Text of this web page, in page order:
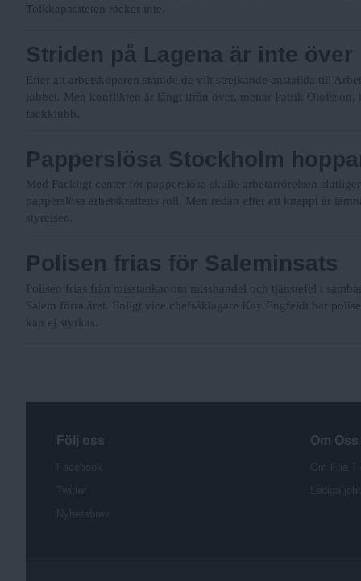
Tolkkapaciteten räcker inte.
Striden på Lagena är inte över
Efter att arbetsköparen stämde de vilt strejkande anställda till
jobbet. Men konflikten är långt ifrån över, menar Patrik Olofsson,
fackklubb.
Papperslösa Stockholm
Med Fackligt center för papperslösa skulle arbetarrörelsen
papperslösa arbetskraftens roll. Men redan efter ett knappt år
styrelsen.
Polisen frias för Saleminsats
Polisen frias från misstankar om misshandel och tjänstefel i
Salem förra året. Enligt vice chefsåklagare Kay Engfeldt har
kan ej styrkas.
Följ oss Om Oss